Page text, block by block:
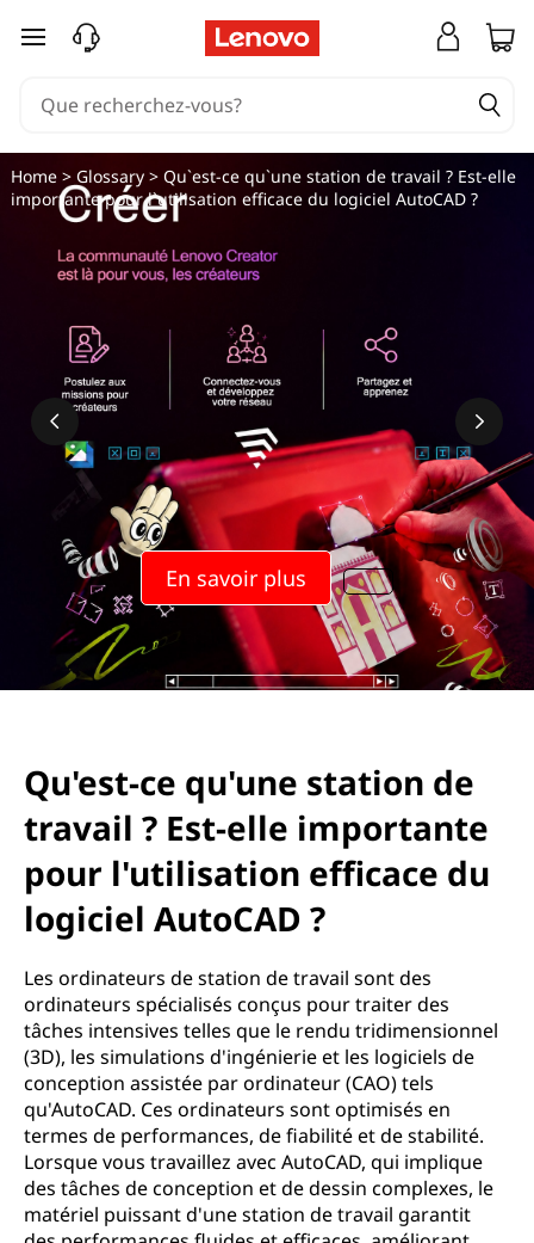
passer au contenu principal
En savoir plus
Home> Glossary> Qu`est-ce qu`une station de travail ? Est-elle
importante pour l`utilisation efficace du logiciel AutoCAD ?
Qu'est-ce qu'une station de
travail ? Est-elle importante
pour l'utilisation efficace du
logiciel AutoCAD ?
Les ordinateurs de station de travail sont des
ordinateurs spécialisés conçus pour traiter des
tâches intensives telles que le rendu tridimensionnel
(3D), les simulations d'ingénierie et les logiciels de
conception assistée par ordinateur (CAO) tels
qu'AutoCAD. Ces ordinateurs sont optimisés en
termes de performances, de fiabilité et de stabilité.
Lorsque vous travaillez avec AutoCAD, qui implique
des tâches de conception et de dessin complexes, le
matériel puissant d'une station de travail garantit